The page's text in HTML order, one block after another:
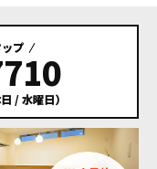
プ
/ 水曜日）